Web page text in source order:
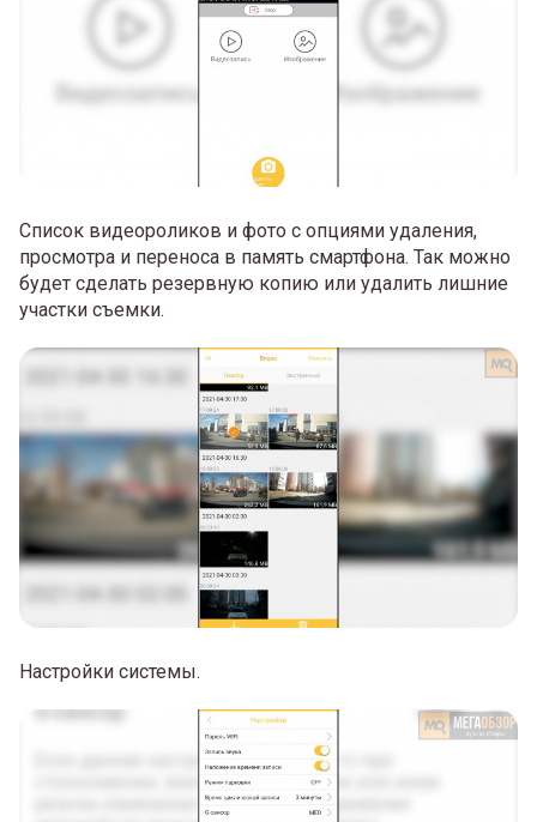
Список видеороликов и фото с опциями удаления,
просмотра и переноса в память смартфона. Так можно
будет сделать резервную копию или удалить лишние
участки съемки.
Настройки системы.